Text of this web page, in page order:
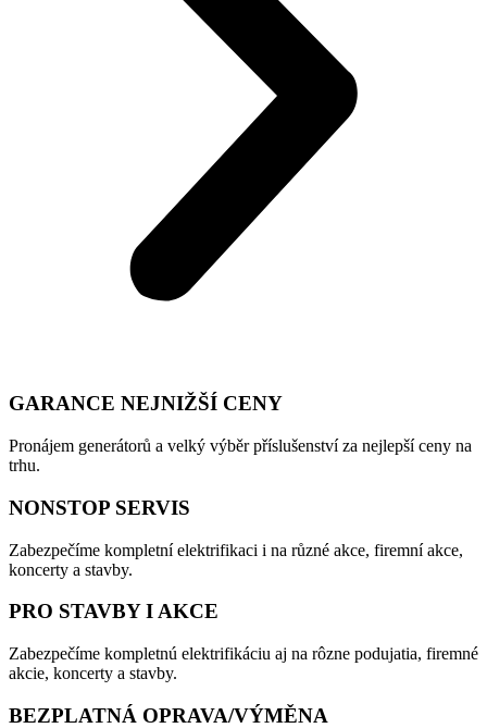
GARANCE NEJNIŽŠÍ CENY
Pronájem generátorů a velký výběr příslušenství za nejlepší ceny na
trhu.
NONSTOP SERVIS
Zabezpečíme kompletní elektrifikaci i na různé akce, firemní akce,
koncerty a stavby.
PRO STAVBY I AKCE
Zabezpečíme kompletnú elektrifikáciu aj na rôzne podujatia, firemné
akcie, koncerty a stavby.
BEZPLATNÁ OPRAVA/VÝMĚNA